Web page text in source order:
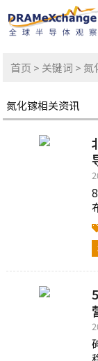
首页 > 关键词 > 氮
氮化镓相关资讯